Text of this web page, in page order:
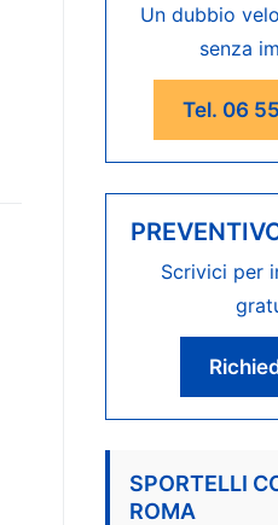
Un dubbio
senza
Tel. 06
Scrivici per
SPORTELLI
ROMA